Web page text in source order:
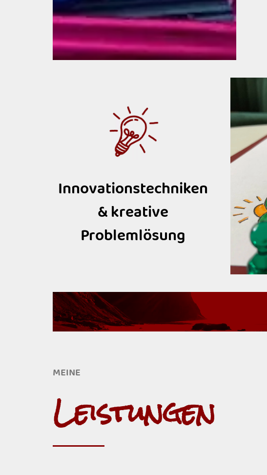
Innovationstechniken
& kreative
Problemlösung
MEINE
Leistungen